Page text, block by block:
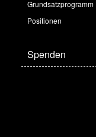
Grundsatzprogramm
Positionen
Spenden